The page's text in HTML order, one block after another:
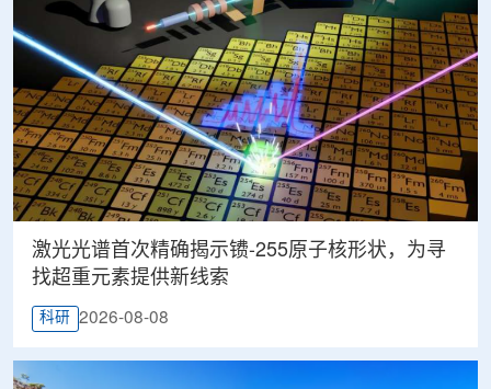
激光光谱首次精确揭示镄-255原子核形状，为寻
找超重元素提供新线索
科研 2026-08-08